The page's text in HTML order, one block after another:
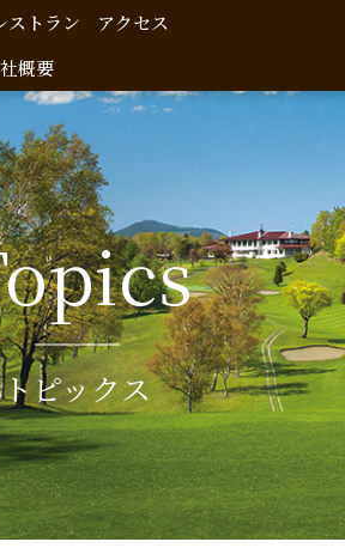
ストラン
アクセス
概要
トピックス